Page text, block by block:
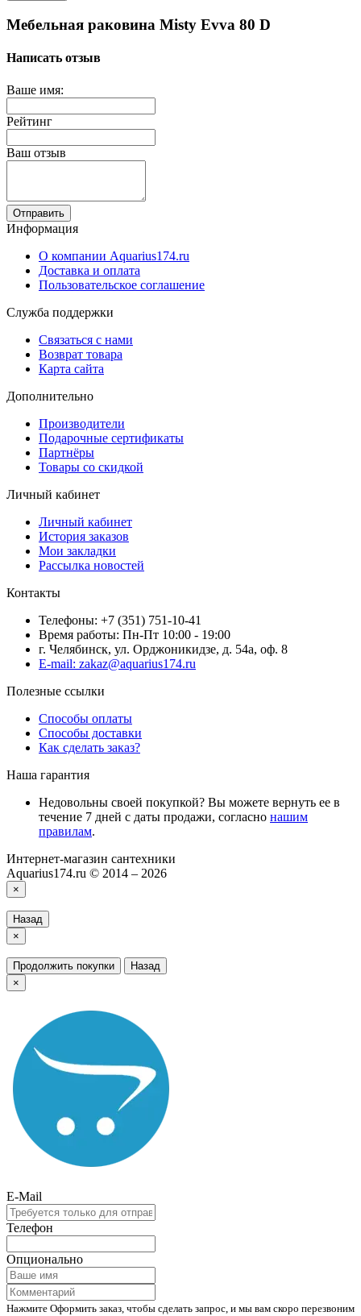
Мебельная раковина Misty Evva 80 D
Написать отзыв
Ваше имя:
Рейтинг
Ваш отзыв
Отправить
Информация
О компании Aquarius174.ru
Доставка и оплата
Пользовательское соглашение
Служба поддержки
Связаться с нами
Возврат товара
Карта сайта
Дополнительно
Производители
Подарочные сертификаты
Партнёры
Товары со скидкой
Личный кабинет
Личный кабинет
История заказов
Мои закладки
Рассылка новостей
Контакты
Телефоны: +7 (351) 751-10-41
Время работы: Пн-Пт 10:00 - 19:00
г. Челябинск, ул. Орджоникидзе, д. 54а, оф. 8
E-mail: zakaz@aquarius174.ru
Полезные ссылки
Способы оплаты
Способы доставки
Как сделать заказ?
Наша гарантия
Недовольны своей покупкой? Вы можете вернуть ее в
течение 7 дней с даты продажи, согласно нашим
правилам.
Интернет-магазин сантехники
Aquarius174.ru © 2014 – 2026
×
Назад
×
Продолжить покупки
Назад
×
E-Mail
Телефон
Опционально
Нажмите Оформить заказ, чтобы сделать запрос, и мы вам скоро перезвоним